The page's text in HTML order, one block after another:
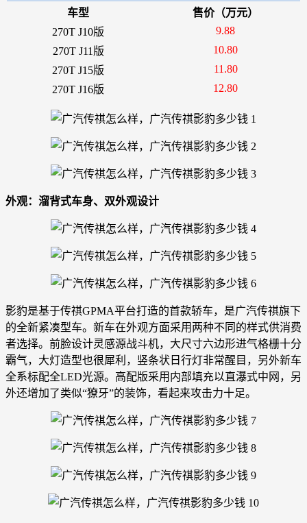
车型
售价（万元）
270T J10版
9.88
270T J11版
10.80
270T J15版
11.80
270T J16版
12.80
外观：溜背式车身、双外观设计
影豹是基于传祺GPMA平台打造的首款轿车，是广汽传祺旗下
的全新紧凑型车。新车在外观方面采用两种不同的样式供消费
者选择。前脸设计灵感源战斗机，大尺寸六边形进气格栅十分
霸气，大灯造型也很犀利，竖条状日行灯非常醒目，另外新车
全系标配全LED光源。高配版采用内部填充以直瀑式中网，另
外还增加了类似“獠牙”的装饰，看起来攻击力十足。